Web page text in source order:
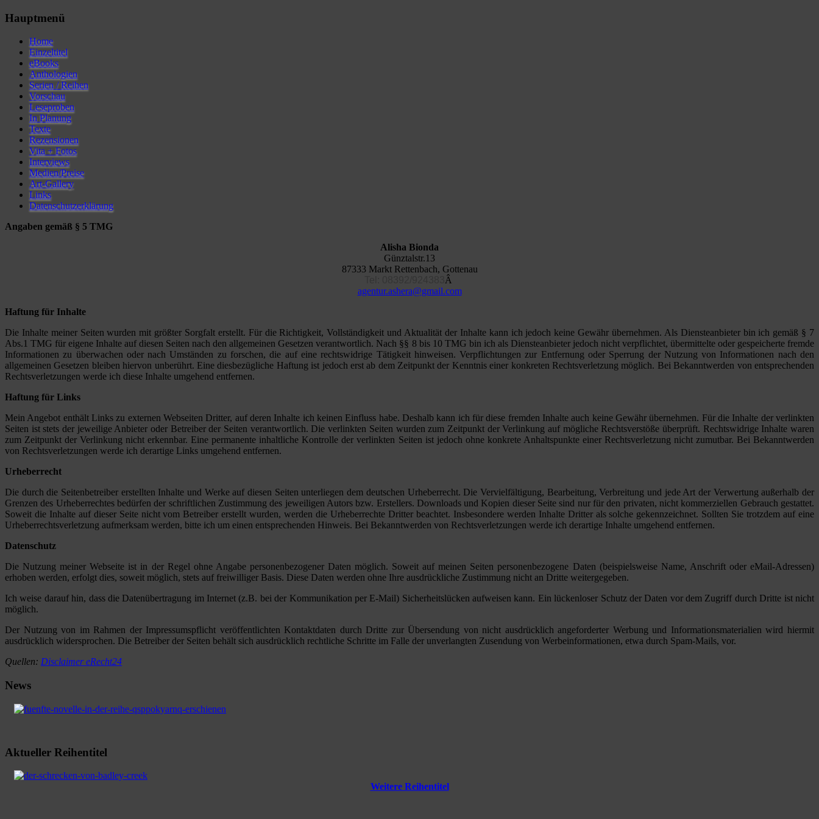
Hauptmenü
Home
Einzeltitel
eBooks
Anthologien
Serien / Reihen
Vorschau
Leseproben
In Planung
Texte
Rezensionen
Vita + Fotos
Interviews
Medien/Preise
Art-Gallery
Links
Datenschutzerklärung
Angaben gemäß § 5 TMG
Alisha Bionda
Günztalstr.13
87333 Markt Rettenbach, Gottenau
Â
agentur.ashera@gmail.com
Haftung für Inhalte
Die Inhalte meiner Seiten wurden mit größter Sorgfalt erstellt. Für die Richtigkeit, Vollständigkeit und Aktualität der Inhalte kann ich jedoch keine Gewähr übernehmen. Als Diensteanbieter bin ich gemäß § 7
Abs.1 TMG für eigene Inhalte auf diesen Seiten nach den allgemeinen Gesetzen verantwortlich. Nach §§ 8 bis 10 TMG bin ich als Diensteanbieter jedoch nicht verpflichtet, übermittelte oder gespeicherte fremde
Informationen zu überwachen oder nach Umständen zu forschen, die auf eine rechtswidrige Tätigkeit hinweisen. Verpflichtungen zur Entfernung oder Sperrung der Nutzung von Informationen nach den
allgemeinen Gesetzen bleiben hiervon unberührt. Eine diesbezügliche Haftung ist jedoch erst ab dem Zeitpunkt der Kenntnis einer konkreten Rechtsverletzung möglich. Bei Bekanntwerden von entsprechenden
Rechtsverletzungen werde ich diese Inhalte umgehend entfernen.
Haftung für Links
Mein Angebot enthält Links zu externen Webseiten Dritter, auf deren Inhalte ich keinen Einfluss habe. Deshalb kann ich für diese fremden Inhalte auch keine Gewähr übernehmen. Für die Inhalte der verlinkten
Seiten ist stets der jeweilige Anbieter oder Betreiber der Seiten verantwortlich. Die verlinkten Seiten wurden zum Zeitpunkt der Verlinkung auf mögliche Rechtsverstöße überprüft. Rechtswidrige Inhalte waren
zum Zeitpunkt der Verlinkung nicht erkennbar. Eine permanente inhaltliche Kontrolle der verlinkten Seiten ist jedoch ohne konkrete Anhaltspunkte einer Rechtsverletzung nicht zumutbar. Bei Bekanntwerden
von Rechtsverletzungen werde ich derartige Links umgehend entfernen.
Urheberrecht
Die durch die Seitenbetreiber erstellten Inhalte und Werke auf diesen Seiten unterliegen dem deutschen Urheberrecht. Die Vervielfältigung, Bearbeitung, Verbreitung und jede Art der Verwertung außerhalb der
Grenzen des Urheberrechtes bedürfen der schriftlichen Zustimmung des jeweiligen Autors bzw. Erstellers. Downloads und Kopien dieser Seite sind nur für den privaten, nicht kommerziellen Gebrauch gestattet.
Soweit die Inhalte auf dieser Seite nicht vom Betreiber erstellt wurden, werden die Urheberrechte Dritter beachtet. Insbesondere werden Inhalte Dritter als solche gekennzeichnet. Sollten Sie trotzdem auf eine
Urheberrechtsverletzung aufmerksam werden, bitte ich um einen entsprechenden Hinweis. Bei Bekanntwerden von Rechtsverletzungen werde ich derartige Inhalte umgehend entfernen.
Datenschutz
Die Nutzung meiner Webseite ist in der Regel ohne Angabe personenbezogener Daten möglich. Soweit auf meinen Seiten personenbezogene Daten (beispielsweise Name, Anschrift oder eMail-Adressen)
erhoben werden, erfolgt dies, soweit möglich, stets auf freiwilliger Basis. Diese Daten werden ohne Ihre ausdrückliche Zustimmung nicht an Dritte weitergegeben.
Ich weise darauf hin, dass die Datenübertragung im Internet (z.B. bei der Kommunikation per E-Mail) Sicherheitslücken aufweisen kann. Ein lückenloser Schutz der Daten vor dem Zugriff durch Dritte ist nicht
möglich.
Der Nutzung von im Rahmen der Impressumspflicht veröffentlichten Kontaktdaten durch Dritte zur Übersendung von nicht ausdrücklich angeforderter Werbung und Informationsmaterialien wird hiermit
ausdrücklich widersprochen. Die Betreiber der Seiten behält sich ausdrücklich rechtliche Schritte im Falle der unverlangten Zusendung von Werbeinformationen, etwa durch Spam-Mails, vor.
Quellen: Disclaimer eRecht24
News
Aktueller Reihentitel
Weitere Reihentitel